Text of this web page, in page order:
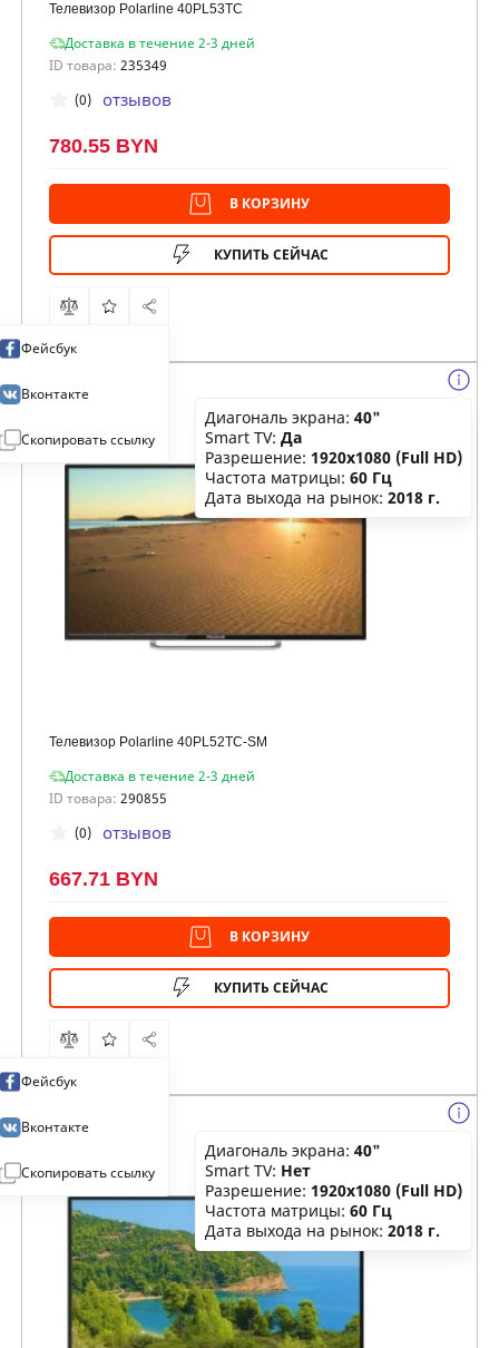
Телевизор Polarline 40PL53TC
Доставка в течение 2-3 дней
ID товара: 235349
(0) отзывов
780.55 BYN
В КОРЗИНУ
КУПИТЬ СЕЙЧАС
Фейсбук
Вконтакте
Скопировать ссылку
Телевизор Polarline 40PL52TC-SM
Доставка в течение 2-3 дней
ID товара: 290855
Диагональ экрана: 40"
Smart TV: Да
Разрешение: 1920x1080 (Full HD)
Частота матрицы: 60 Гц
Дата выхода на рынок: 2018 г.
(0) отзывов
667.71 BYN
В КОРЗИНУ
КУПИТЬ СЕЙЧАС
Фейсбук
Вконтакте
Скопировать ссылку
Диагональ экрана: 40"
Smart TV: Нет
Разрешение: 1920x1080 (Full HD)
Частота матрицы: 60 Гц
Дата выхода на рынок: 2018 г.